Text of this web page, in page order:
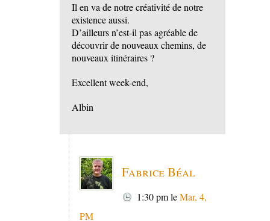
Il en va de notre créativité de notre
existence aussi.
D’ailleurs n’est-il pas agréable de
découvrir de nouveaux chemins, de
nouveaux itinéraires ?
Excellent week-end,
Albin
Fabrice Béal
1:30 pmleMar, 4,
PM